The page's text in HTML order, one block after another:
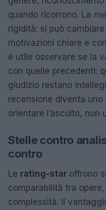
quando ricorrono. La
rigidità: si può
motivazioni chiare e
è utile osservare se la
con quelle precedenti:
giudizio restano
recensione diventa
orientare l’ascolto, non
Stelle contro
contro
Le rating-star offrono
comparabilità tra
complessità. Il